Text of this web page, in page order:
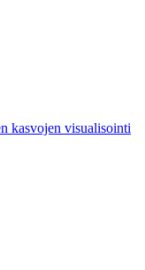
kasvojen visualisointi